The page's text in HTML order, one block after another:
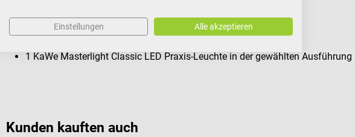
Lieferumfang
1 KaWe Masterlight Classic LED Praxis-Leuchte in der gewählten Ausführung
Kunden kauften auch
Einstellungen Alle akzeptieren